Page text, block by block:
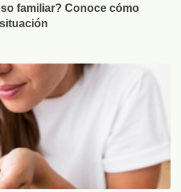
familiar? Conoce cómo